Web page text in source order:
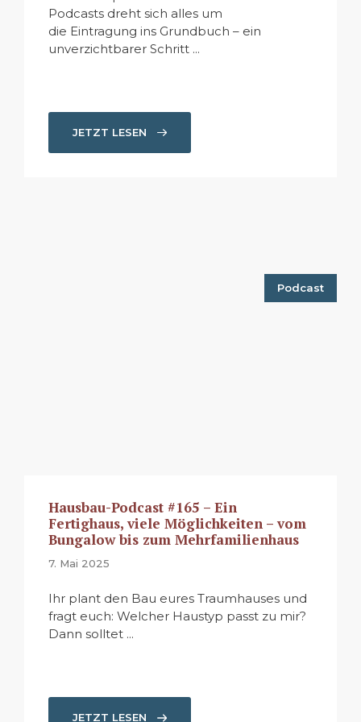
Podcasts dreht sich alles um
die Eintragung ins Grundbuch – ein
unverzichtbarer Schritt ...
JETZT LESEN
Podcast
Hausbau-Podcast #165 – Ein
Fertighaus, viele Möglichkeiten – vom
Bungalow bis zum Mehrfamilienhaus
7. Mai 2025
Ihr plant den Bau eures Traumhauses und
fragt euch: Welcher Haustyp passt zu mir?
Dann solltet ...
JETZT LESEN